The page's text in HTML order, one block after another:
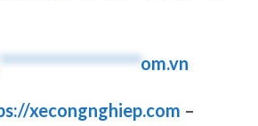
********************om.vn
xecongnghiep.com –